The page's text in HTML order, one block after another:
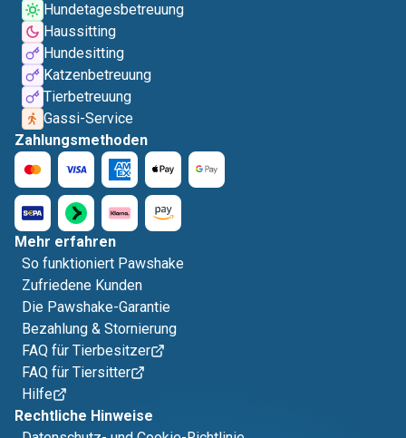
Hundetagesbetreuung
Haussitting
Hundesitting
Katzenbetreuung
Tierbetreuung
Gassi-Service
Zahlungsmethoden
Mehr erfahren
So funktioniert Pawshake
Zufriedene Kunden
Die Pawshake-Garantie
Bezahlung & Stornierung
FAQ für Tierbesitzer
FAQ für Tiersitter
Hilfe
Rechtliche Hinweise